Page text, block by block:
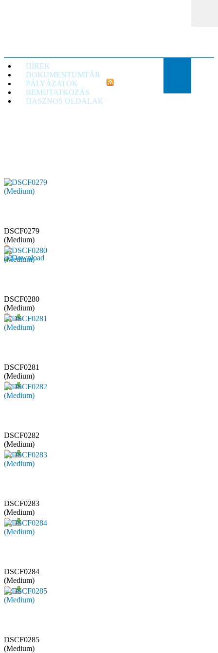
HÍREK
DOKUMENTUMTÁR
PÁLYÁZATOK
BEMUTATKOZÁS
HASZNOS OLDALAK
DSCF0279
(Medium)
DSCF0280
(Medium)
DSCF0281
(Medium)
DSCF0282
(Medium)
DSCF0283
(Medium)
DSCF0284
(Medium)
DSCF0285
(Medium)